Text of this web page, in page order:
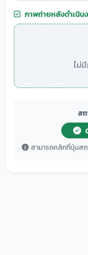
ภาพถ่ายหลังดำเนิน
ไม่
ส
สามารถคลิกที่ปุ่มสถ